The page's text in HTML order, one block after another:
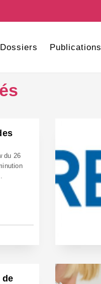
Dossiers Publications
du 26
de